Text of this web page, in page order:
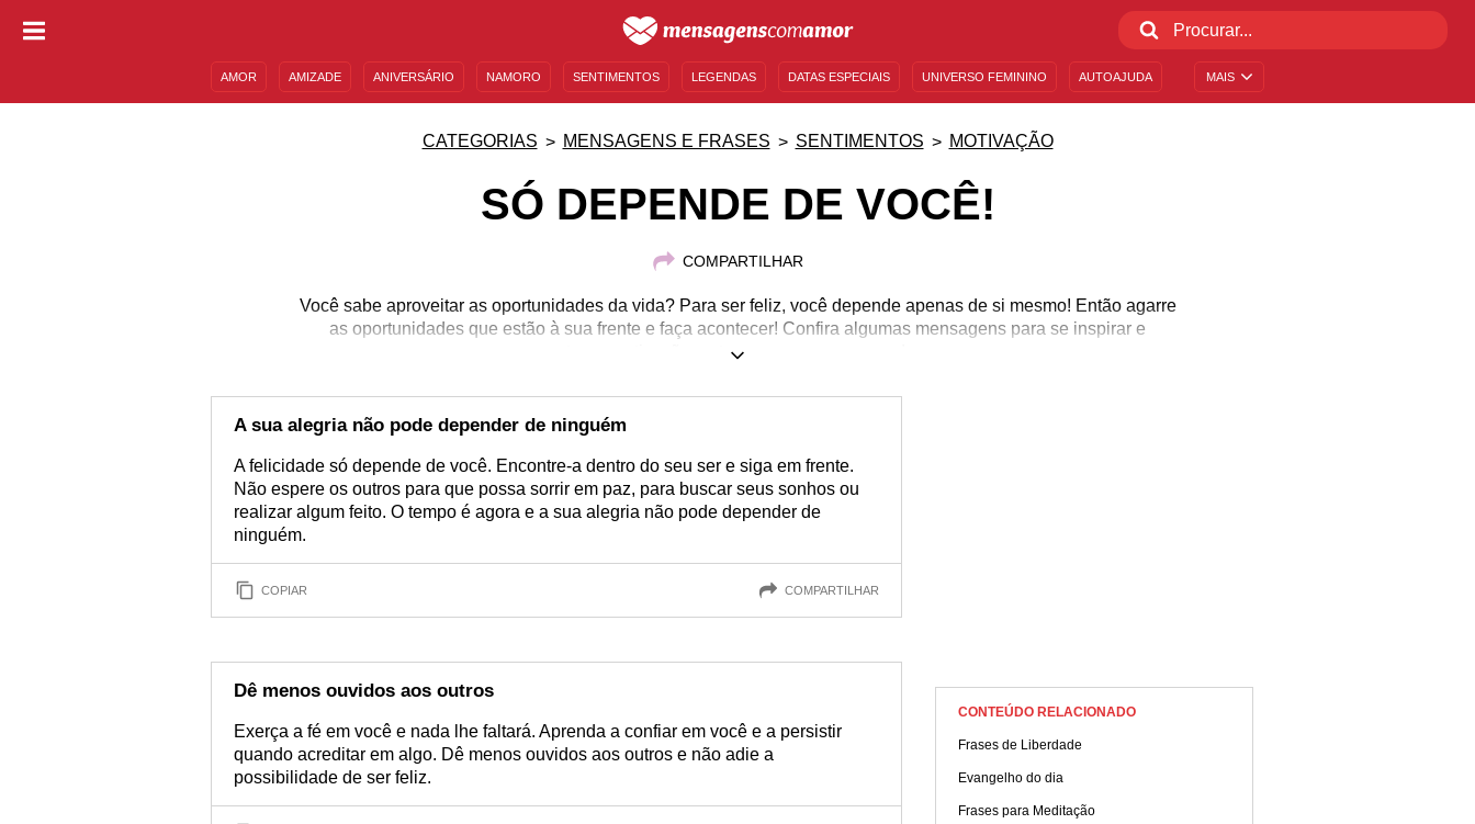
MAIS
AMOR AMIZADE ANIVERSÁRIO NAMORO SENTIMENTOS LEGENDAS DATAS ESPECIAIS UNIVERSO FEMININO AUTOAJUDA
CATEGORIAS MENSAGENS E FRASES SENTIMENTOS MOTIVAÇÃO
SÓ DEPENDE DE VOCÊ!
COMPARTILHAR
Você sabe aproveitar as oportunidades da vida? Para ser feliz, você depende apenas de si mesmo! Então agarre
as oportunidades que estão à sua frente e faça acontecer! Confira algumas mensagens para se inspirar e
encontrar a motivação certa para começar as mudanças.
A sua alegria não pode depender de ninguém
A felicidade só depende de você. Encontre-a dentro do seu ser e siga em frente.
Não espere os outros para que possa sorrir em paz, para buscar seus sonhos ou
realizar algum feito. O tempo é agora e a sua alegria não pode depender de
ninguém.
COPIAR COMPARTILHAR
Dê menos ouvidos aos outros
Exerça a fé em você e nada lhe faltará. Aprenda a confiar em você e a persistir
quando acreditar em algo. Dê menos ouvidos aos outros e não adie a
possibilidade de ser feliz.
CONTEÚDO RELACIONADO
Frases de Liberdade
Evangelho do dia
Frases para Meditação